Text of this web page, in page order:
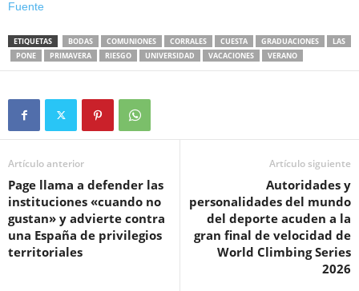
Fuente
ETIQUETAS BODAS COMUNIONES CORRALES CUESTA GRADUACIONES
LAS
PONE
PRIMAVERA RIESGO UNIVERSIDAD VACACIONES VERANO
Artículo anterior
Page llama a defender las
instituciones «cuando no
gustan» y advierte contra
una España de privilegios
territoriales
Artículo siguiente
Autoridades y
personalidades del mundo
del deporte acuden a la
gran final de velocidad de
World Climbing Series
2026